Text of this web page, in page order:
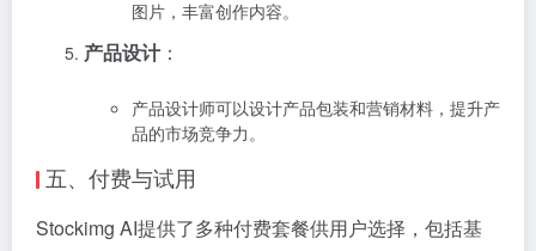
图片，丰富创作内容。
产品设计：
产品设计师可以设计产品包装和营销材料，提升产
品的市场竞争力。
五、付费与试用
Stockimg AI提供了多种付费套餐供用户选择，包括基